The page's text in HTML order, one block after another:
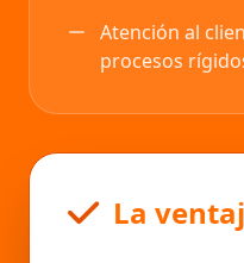
Atención al
procesos
La